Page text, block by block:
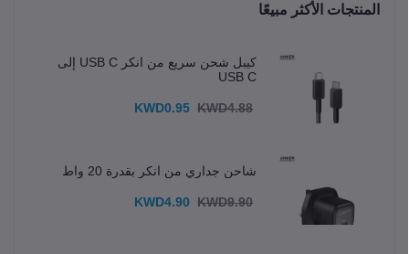
المنتجات الأكثر مبيعًا
كيبل شحن سريع من انكر USB C إلى
USB C
KWD0.95 KWD4.88
شاحن جداري من انكر بقدرة 20 واط
KWD4.90 KWD9.90